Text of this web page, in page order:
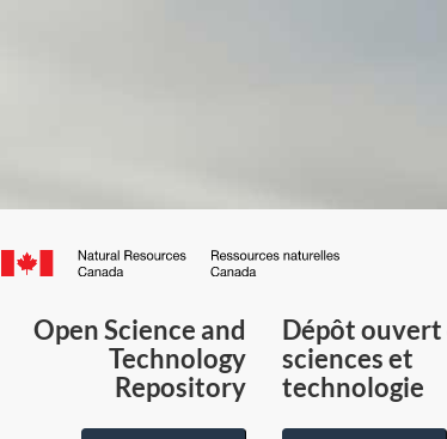
Canada.ca
du
Canada
Open Science and
Technology
Repository
Dépôt ouvert
sciences et
technologie